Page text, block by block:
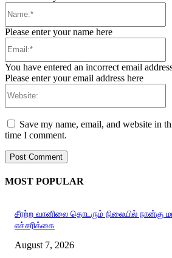
Please enter your name here
You have entered an incorrect email
Please enter your email address here
Save my name, email, and website in
time I comment.
MOST POPULAR
சீரற்ற வானிலை தொடரும் நிலையில் நான்கு
எச்சரிக்கை
August 7, 2026